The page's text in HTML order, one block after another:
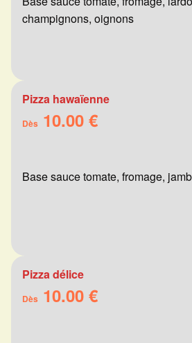
champignons, oignons
Pizza hawaïenne
Dès 10.00 €
Base sauce tomate, fromage,
Pizza délice
Dès 10.00 €